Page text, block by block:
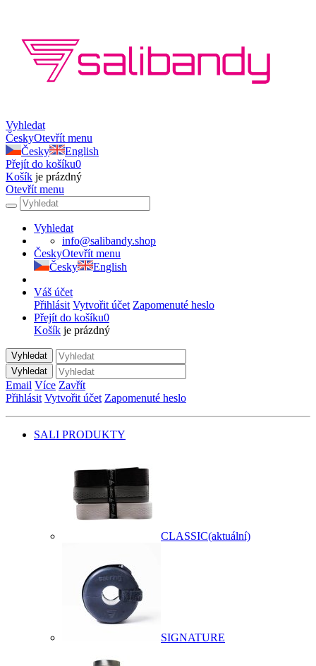
Vyhledat
ČeskyOtevřít menu
Česky
English
Přejít do košíku0
Košík je prázdný
Otevřít menu
Vyhledat
info@salibandy.shop
ČeskyOtevřít menu
Česky
English
Váš účet
Přihlásit Vytvořit účet Zapomenuté heslo
Přejít do košíku0
Košík je prázdný
Vyhledat
Vyhledat
Email Více Zavřít
Přihlásit Vytvořit účet Zapomenuté heslo
SALI PRODUKTY
CLASSIC(aktuální)
SIGNATURE